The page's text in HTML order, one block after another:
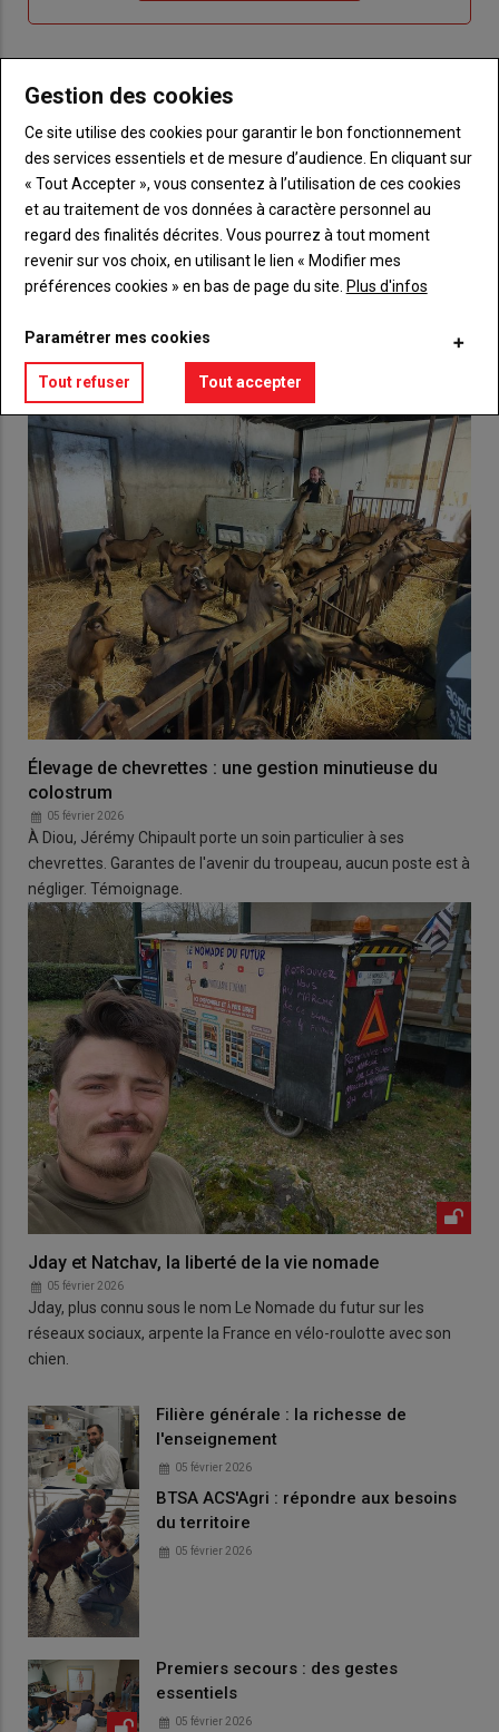
de
me
Sous-
Vous n'êtes pas abonné(e)
TITRE CRÉEZ UN COMPTE
BodyChoisissez votre formule et créez votre
compte pour accéder à tout {nom-site}.
Lien Créez un compte
VOUS AIMEREZ AUSSI
Élevage de chevrettes : une gestion minutieuse du
colostrum
05 février 2026
À Diou, Jérémy Chipault porte un soin particulier à ses
chevrettes. Garantes de l'avenir du troupeau, aucun poste est à
négliger. Témoignage.
Jday et Natchav, la liberté de la vie nomade
05 février 2026
Jday, plus connu sous le nom Le Nomade du futur sur les
réseaux sociaux, arpente la France en vélo-roulotte avec son
chien.
Filière générale : la richesse de
l'enseignement
05 février 2026
BTSA ACS'Agri : répondre aux besoins
du territoire
05 février 2026
Premiers secours : des gestes
essentiels
05 février 2026
Gestion des cookies
Ce site utilise des cookies pour garantir le bon fonctionnement
des services essentiels et de mesure d’audience. En cliquant sur
« Tout Accepter », vous consentez à l’utilisation de ces cookies
et au traitement de vos données à caractère personnel au
regard des finalités décrites. Vous pourrez à tout moment
revenir sur vos choix, en utilisant le lien « Modifier mes
préférences cookies » en bas de page du site. Plus d'infos
Paramétrer mes cookies
Tout refuser Tout accepter